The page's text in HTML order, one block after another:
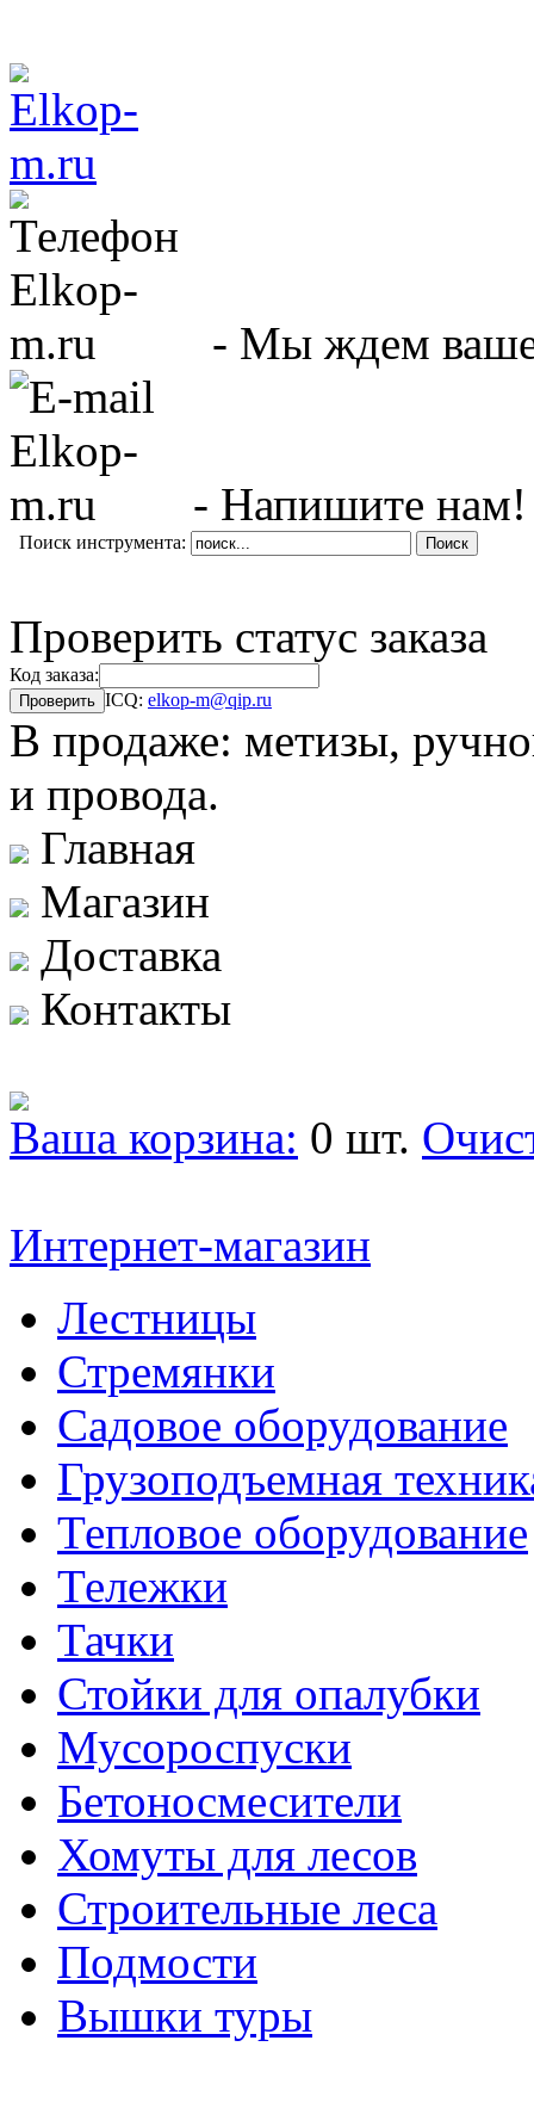
- Мы ждем
- Напишите нам!
Поиск инструмента:
Проверить статус заказа
Код заказа:
ICQ: elkop-m@qip.ru
В продаже: метизы,
и провода.
Главная
Магазин
Доставка
Контакты
Ваша корзина: 0 шт.
Интернет-магазин
Лестницы
Стремянки
Садовое оборудование
Грузоподъемная
Тепловое оборудование
Тележки
Тачки
Стойки для опалубки
Мусороспуски
Бетоносмесители
Хомуты для лесов
Строительные леса
Подмости
Вышки туры